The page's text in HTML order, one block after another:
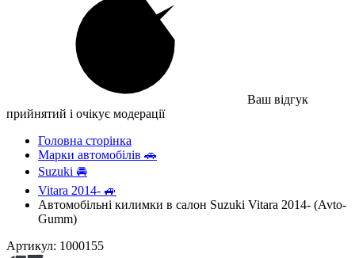
Ваш відгук
прийнятий і очікує модерації
Головна сторінка
Марки автомобілів 🚗
Suzuki 🚘
Vitara 2014- 🚙
Автомобільні килимки в салон Suzuki Vitara 2014- (Avto-
Gumm)
Артикул: 1000155